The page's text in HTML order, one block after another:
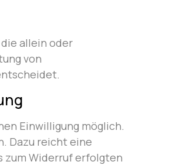
allein oder
von
Einwilligung möglich.
Dazu reicht eine
zum Widerruf erfolgten